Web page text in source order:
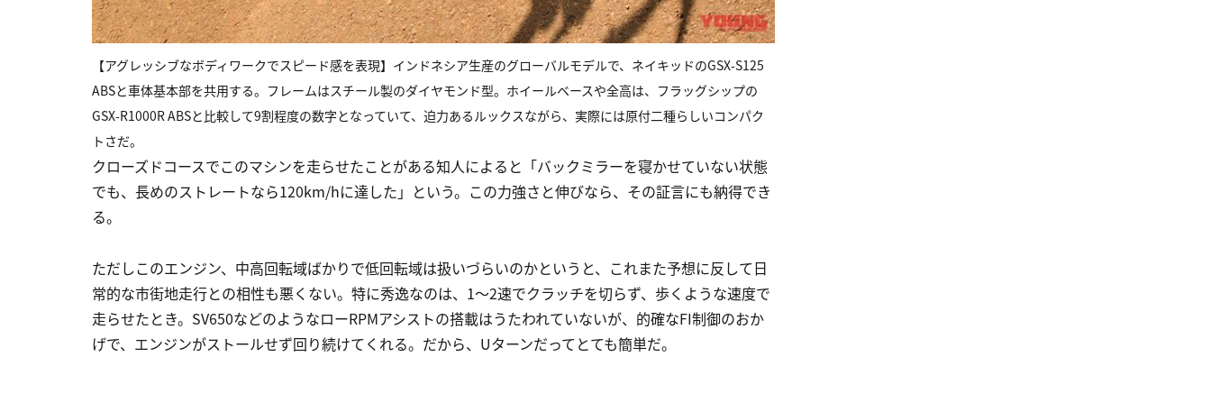
【アグレッシブなボディワークでスピード感を表現】インドネシア生産のグローバルモデルで、ネイキッドのGSX-S125
ABSと車体基本部を共用する。フレームはスチール製のダイヤモンド型。ホイールベースや全高は、フラッグシップの
GSX-R1000R ABSと比較して9割程度の数字となっていて、迫力あるルックスながら、実際には原付二種らしいコンパク
トさだ。
クローズドコースでこのマシンを走らせたことがある知人によると「バックミラーを寝かせていない状態
でも、長めのストレートなら120km/hに達した」という。この力強さと伸びなら、その証言にも納得でき
る。
ただしこのエンジン、中高回転域ばかりで低回転域は扱いづらいのかというと、これまた予想に反して日
常的な市街地走行との相性も悪くない。特に秀逸なのは、1～2速でクラッチを切らず、歩くような速度で
走らせたとき。SV650などのようなローRPMアシストの搭載はうたわれていないが、的確なFI制御のおか
げで、エンジンがストールせず回り続けてくれる。だから、Uターンだってとても簡単だ。